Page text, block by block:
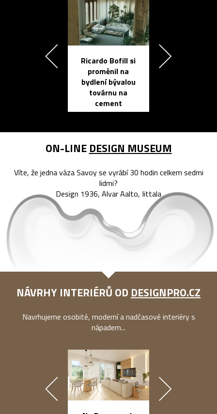
Ricardo Bofill si
proměnil na
bydlení bývalou
továrnu na
cement
ON-LINE DESIGN MUSEUM
Víte, že jedna váza Savoy se vyrábí 30 hodin celkem sedmi
lidmi?
Design 1936, Alvar Aalto, Iittala
NÁVRHY INTERIÉRŮ OD DESIGNPRO.CZ
Navrhujeme osobité, moderní a nadčasové interiéry s
nápadem...